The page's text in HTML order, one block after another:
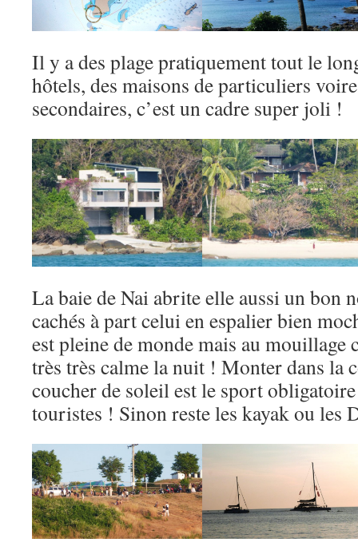
Il y a des plage pratiquement tout le
hôtels, des maisons de particuliers
secondaires, c’est un cadre super joli !
La baie de Nai abrite elle aussi un bon
cachés à part celui en espalier bien
est pleine de monde mais au mouillage
très très calme la nuit ! Monter dans la
coucher de soleil est le sport
touristes ! Sinon reste les kayak ou les